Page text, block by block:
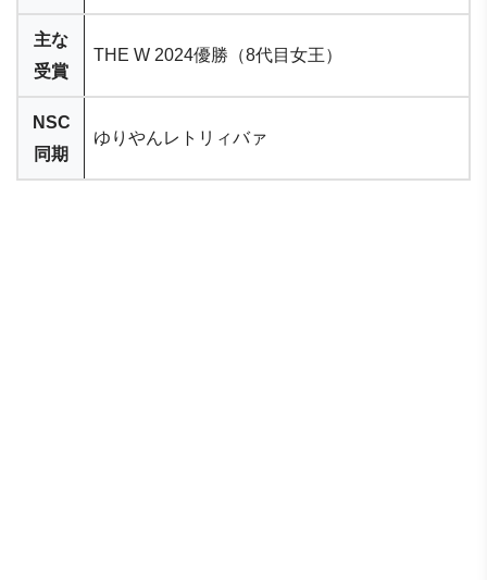
主な
受賞
THE W 2024優勝（8代目女王）
NSC
同期
ゆりやんレトリィバァ